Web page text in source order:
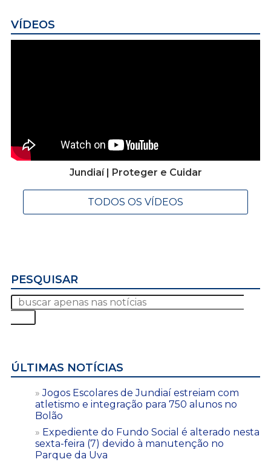
VÍDEOS
Jundiaí | Proteger e Cuidar
TODOS OS VÍDEOS
PESQUISAR
ÚLTIMAS NOTÍCIAS
Jogos Escolares de Jundiaí estreiam com
atletismo e integração para 750 alunos no
Bolão
Expediente do Fundo Social é alterado nesta
sexta-feira (7) devido à manutenção no
Parque da Uva